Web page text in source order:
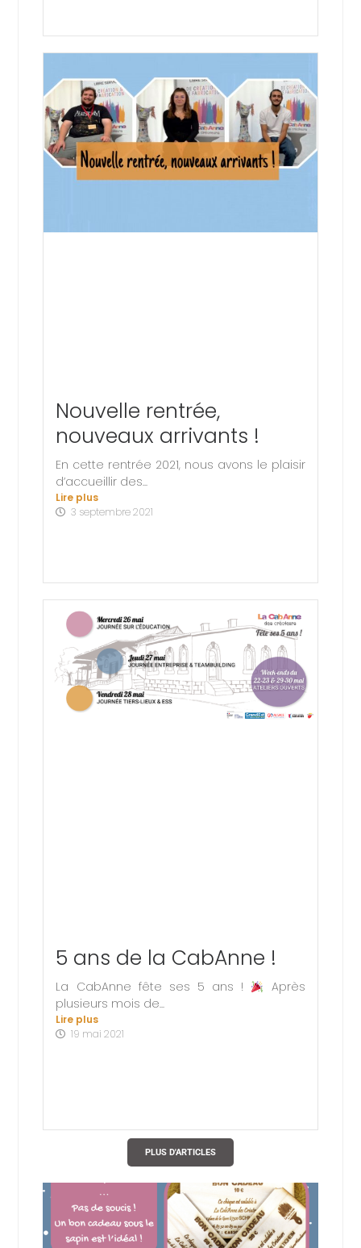
Nouvelle rentrée,
nouveaux arrivants !
En cette rentrée 2021, nous avons le plaisir
d’accueillir des...
Lire plus
3 septembre 2021
5 ans de la CabAnne !
La CabAnne fête ses 5 ans !
Après
plusieurs mois de...
Lire plus
19 mai 2021
PLUS D'ARTICLES